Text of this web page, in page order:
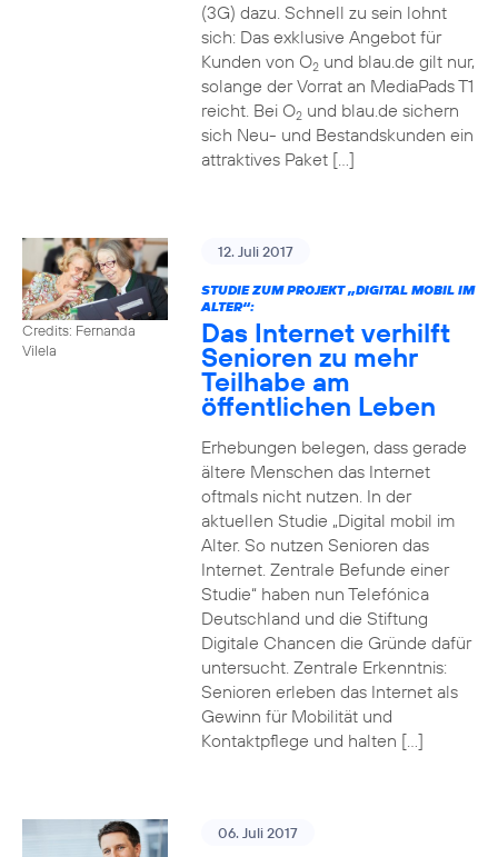
(3G) dazu. Schnell zu sein lohnt
sich: Das exklusive Angebot für
Kunden von O2und blau.de gilt nur,
solange der Vorrat an MediaPads T1
reicht. Bei O2und blau.de sichern
sich Neu- und Bestandskunden ein
attraktives Paket […]
Credits: Fernanda
Vilela
12. Juli 2017
STUDIE ZUM PROJEKT „DIGITAL MOBIL IM
ALTER“:
Das Internet verhilft
Senioren zu mehr
Teilhabe am
öffentlichen Leben
Erhebungen belegen, dass gerade
ältere Menschen das Internet
oftmals nicht nutzen. In der
aktuellen Studie „Digital mobil im
Alter. So nutzen Senioren das
Internet. Zentrale Befunde einer
Studie“ haben nun Telefónica
Deutschland und die Stiftung
Digitale Chancen die Gründe dafür
untersucht. Zentrale Erkenntnis:
Senioren erleben das Internet als
Gewinn für Mobilität und
Kontaktpflege und halten […]
06. Juli 2017